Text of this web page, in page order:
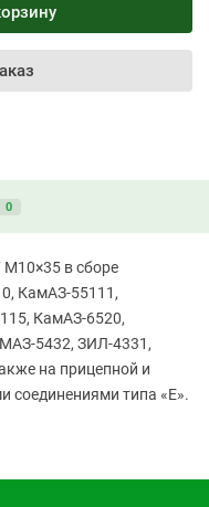
0
в сборе
КамАЗ-55111,
КамАЗ-6520,
5432, ЗИЛ-4331,
на прицепной и
соединениями типа «Е».